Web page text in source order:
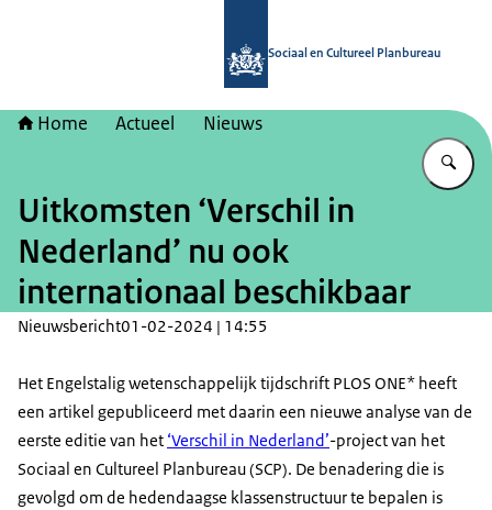
Sociaal en Cultureel Planbureau
Home Actueel Nieuws
Uitkomsten ‘Verschil in
Nederland’ nu ook
internationaal beschikbaar
Nieuwsbericht01-02-2024 | 14:55
Het Engelstalig wetenschappelijk tijdschrift PLOS ONE* heeft
een artikel gepubliceerd met daarin een nieuwe analyse van de
eerste editie van het ‘Verschil in Nederland’-project van het
Sociaal en Cultureel Planbureau (SCP). De benadering die is
gevolgd om de hedendaagse klassenstructuur te bepalen is